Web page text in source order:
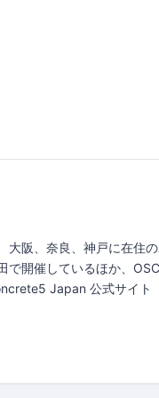
大阪、奈良、神戸に在住
で開催しているほか、
Japan 公式サイト